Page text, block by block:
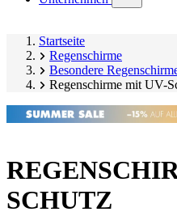
submenu)
Startseite
Regenschirme
Besondere
Regenschirme mit UV-
SCHUTZ